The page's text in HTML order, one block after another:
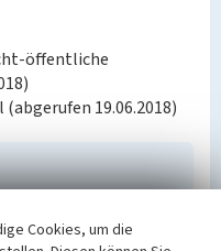
öffentliche
(abgerufen 19.06.2018)
Jahrhunderts.
Cookies, um die